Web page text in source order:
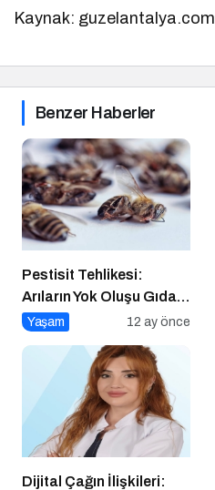
Kaynak: guzelantalya.com
Benzer Haberler
Pestisit Tehlikesi:
Arıların Yok Oluşu Gıda
Zincirini Çökertiyor!
Yaşam 12 ay önce
Dijital Çağın İlişkileri: